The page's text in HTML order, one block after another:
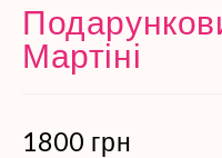
Мартіні
1800 грн